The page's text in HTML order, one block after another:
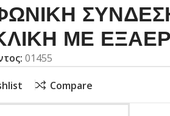
ΜΕ
01455
Compare